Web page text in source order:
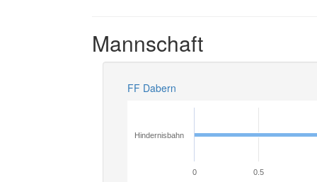
Mannschaft
FF Dabern
Hindernisbahn
0 0.5